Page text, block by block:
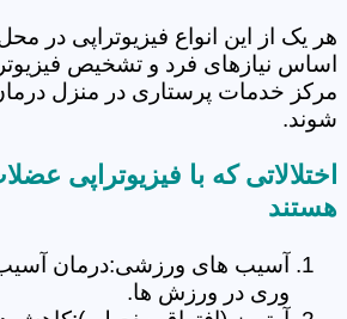
هر یک از این انواع فیزیوتراپی در
اساس نیازهای فرد و تشخیص
مرکز خدمات پرستاری در منزل
شوند.
اختلالاتی که با فیزیوتراپی
هستند
آسیب های ورزشی:درمان آسیب
وری در ورزش ها.